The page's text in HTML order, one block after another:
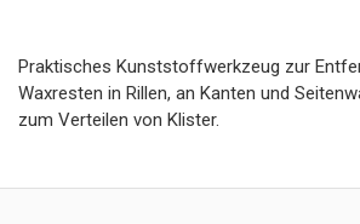
Praktisches Kunststoffwerkzeug zur
Waxresten in Rillen, an Kanten und
zum Verteilen von Klister.